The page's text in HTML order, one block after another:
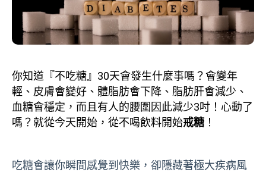
你知道『不吃糖』30天會發生什麼事嗎？會變年
輕、皮膚會變好、體脂肪會下降、脂肪肝會減少、
血糖會穩定，而且有人的腰圍因此減少3吋！心動了
嗎？就從今天開始，從不喝飲料開始戒糖 ！
吃糖會讓你瞬間感覺到快樂，卻隱藏著極大疾病風